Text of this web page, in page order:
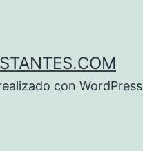
con WordPress